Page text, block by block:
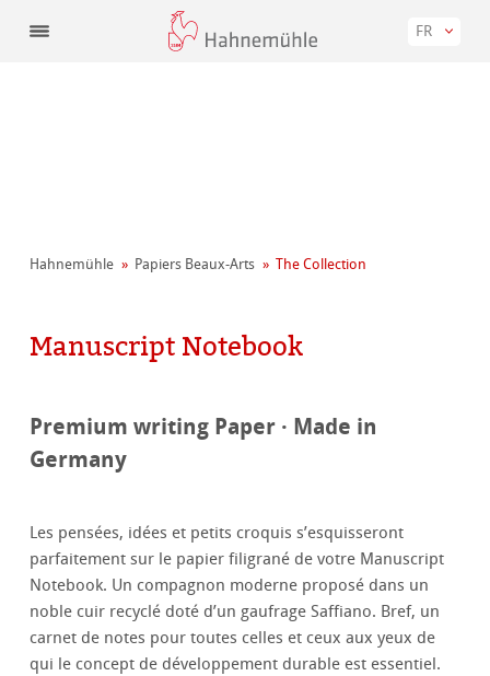
FR
Hahnemühle Papiers Beaux-Arts The Collection
Manuscript Notebook
Premium writing Paper · Made in
Germany
Les pensées, idées et petits croquis s’esquisseront
parfaitement sur le papier filigrané de votre Manuscript
Notebook. Un compagnon moderne proposé dans un
noble cuir recyclé doté d’un gaufrage Saffiano. Bref, un
carnet de notes pour toutes celles et ceux aux yeux de
qui le concept de développement durable est essentiel.